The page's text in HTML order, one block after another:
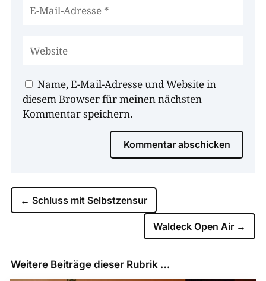
Name, E-Mail-Adresse und Website in
diesem Browser für meinen nächsten
Kommentar speichern.
Kommentar abschicken
← Schluss mit Selbstzensur
Waldeck Open Air →
Weitere Beiträge dieser Rubrik …